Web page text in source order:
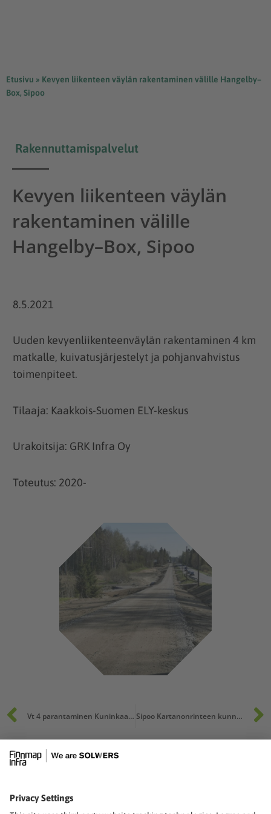
Etusivu » Kevyen liikenteen väylän rakentaminen välille Hangelby–
Box, Sipoo
Rakennuttamispalvelut
Kevyen liikenteen väylän
rakentaminen välille
Hangelby–Box, Sipoo
8.5.2021
Uuden kevyenliikenteenväylän rakentaminen 4 km
matkalle, kuivatusjärjestelyt ja pohjanvahvistus
toimenpiteet.
Tilaaja: Kaakkois-Suomen ELY-keskus
Urakoitsija: GRK Infra Oy
Toteutus: 2020-
Vt 4 parantaminen Kuninkaanmäen eritasoliittymän kohdalla (Mt 1375), ramppien liikennevalo-ohjaus, Vantaa Sipoo Kartanonrinteen kunnallistekniikan rakentaminen